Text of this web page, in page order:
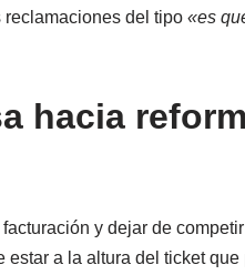
reclamaciones del tipo «es
hacia
y dejar de
a la altura del ticket que